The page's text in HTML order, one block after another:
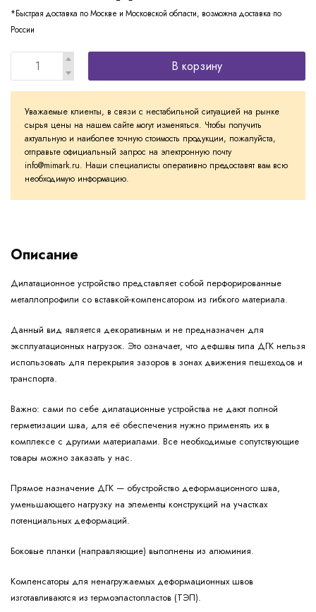
*Быстрая доставка по Москве и Московской области, возможна доставка по
России
В корзину
Уважаемые клиенты, в связи с нестабильной ситуацией на рынке
сырья цены на нашем сайте могут изменяться. Чтобы получить
актуальную и наиболее точную стоимость продукции, пожалуйста,
отправьте официальный запрос на электронную почту
info@mimark.ru. Наши специалисты оперативно предоставят вам всю
необходимую информацию.
Описание
Дилатационное устройство представляет собой перфорированные
металлопрофили со вставкой-компенсатором из гибкого материала.
Данный вид является декоративным и не предназначен для
эксплуатационных нагрузок. Это означает, что дефшвы типа ДГК нельзя
использовать для перекрытия зазоров в зонах движения пешеходов и
транспорта.
Важно: сами по себе дилатационные устройства не дают полной
герметизации шва, для её обеспечения нужно применять их в
комплексе с другими материалами. Все необходимые сопутствующие
товары можно заказать у нас.
Прямое назначение ДГК — обустройство деформационного шва,
уменьшающего нагрузку на элементы конструкций на участках
потенциальных деформаций.
Боковые планки (направляющие) выполнены из алюминия.
Компенсаторы для ненагружаемых деформационных швов
изготавливаются из термоэластопластов (ТЭП).